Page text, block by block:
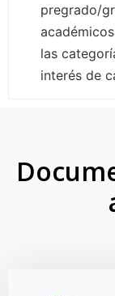
pregrado/
las
interés de